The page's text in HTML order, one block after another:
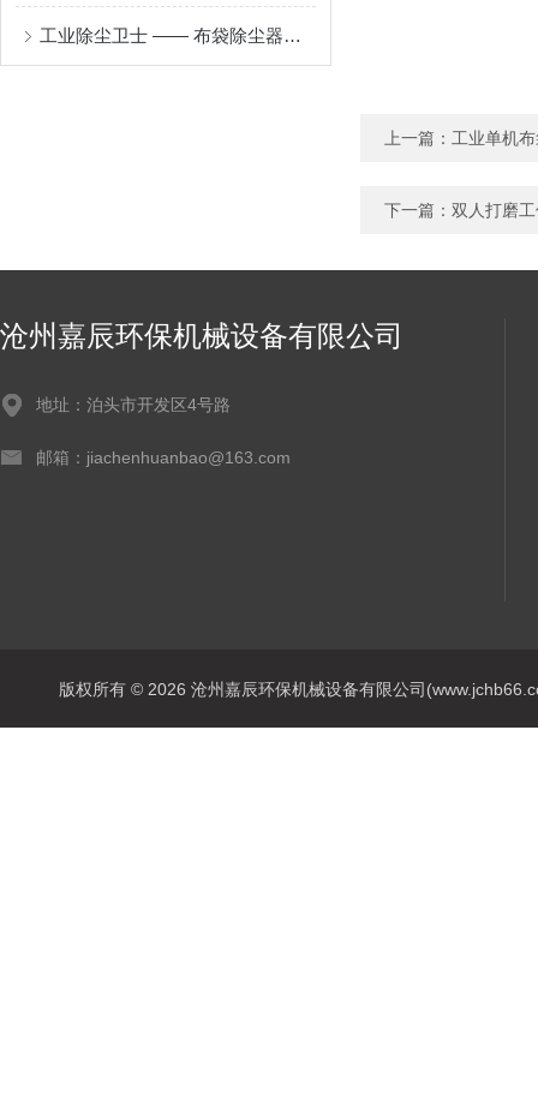
工业除尘卫士 —— 布袋除尘器的原理与应用
上一篇： 工业单机
下一篇： 双人打磨
沧州嘉辰环保机械设备有限公司
地址：泊头市开发区4号路
邮箱：jiachenhuanbao@163.com
版权所有 © 2026 沧州嘉辰环保机械设备有限公司